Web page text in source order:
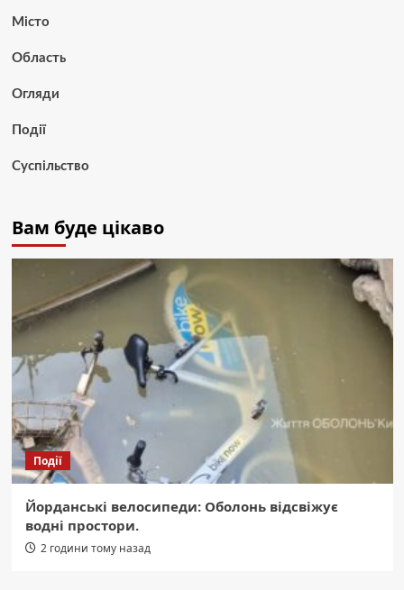
Місто
Область
Огляди
Події
Суспільство
Вам буде цікаво
Події
Йорданські велосипеди: Оболонь відсвіжує
водні простори.
2 години тому назад